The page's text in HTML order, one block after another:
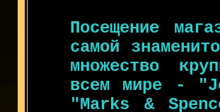
Посещение
самой
множество
всем мире -
"Marks &